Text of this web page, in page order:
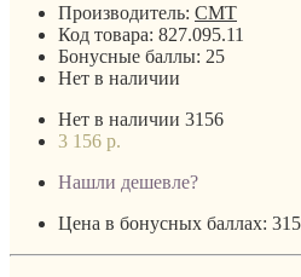
Производитель: CMT
Код товара: 827.095.11
Бонусные баллы: 25
Нет в наличии
Нет в наличии 3156
3 156 р.
Нашли дешевле?
Цена в бонусных баллах: